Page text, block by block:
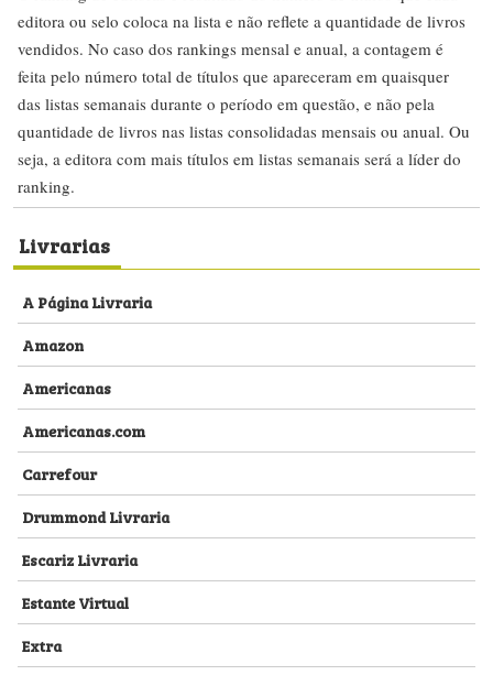
editora ou selo coloca na lista e não reflete a quantidade de livros
vendidos. No caso dos rankings mensal e anual, a contagem é
feita pelo número total de títulos que apareceram em quaisquer
das listas semanais durante o período em questão, e não pela
quantidade de livros nas listas consolidadas mensais ou anual. Ou
seja, a editora com mais títulos em listas semanais será a líder do
ranking.
Livrarias
A Página Livraria
Amazon
Americanas
Americanas.com
Carrefour
Drummond Livraria
Escariz Livraria
Estante Virtual
Extra